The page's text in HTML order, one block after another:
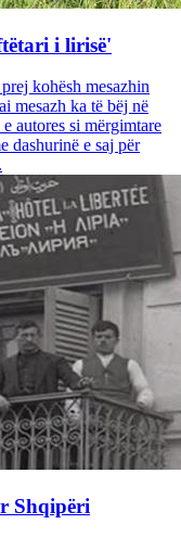
i lirisë'
kohësh mesazhin
mesazh ka të bëj në
autores si mërgimtare
dashurinë e saj për
Shqipëri